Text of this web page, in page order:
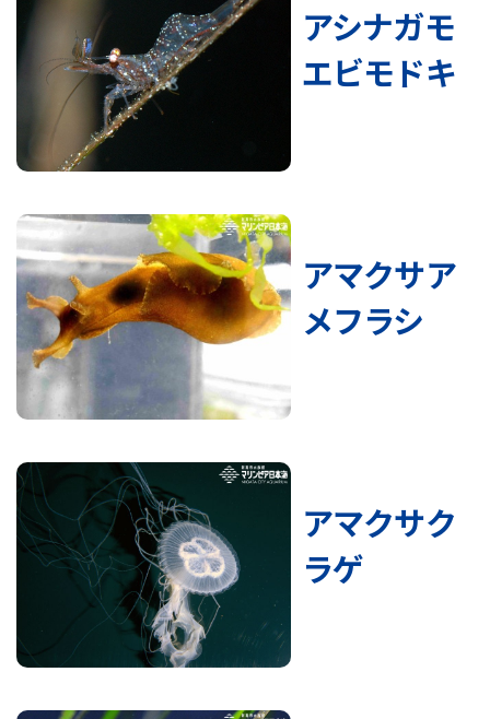
アシナガモ
エビモドキ
アマクサア
メフラシ
アマクサク
ラゲ